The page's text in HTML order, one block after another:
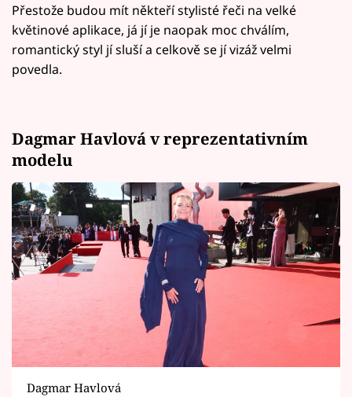
Přestože budou mít někteří stylisté řeči na velké
květinové aplikace, já jí je naopak moc chválím,
romantický styl jí sluší a celkově se jí vizáž velmi
povedla.
Dagmar Havlová v reprezentativním
modelu
Dagmar Havlová